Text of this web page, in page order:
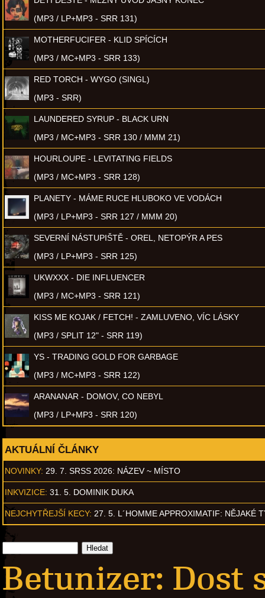
(MP3 / LP+MP3 - SRR 131)
MOTHERFUCIFER - KLID SPÍCÍCH
(MP3 / MC+MP3 - SRR 133)
RED TORCH - WYGO (SINGL)
(MP3 - SRR)
LAUNDERED SYRUP - BLACK URN
(MP3 / MC+MP3 - SRR 130 / MMM 21)
HOURLOUPE - LEVITATING FIELDS
(MP3 / MC+MP3 - SRR 128)
PLANETY - MÁME RUCE HLUBOKO VE VODÁCH
(MP3 / LP+MP3 - SRR 127 / MMM 20)
SEVERNÍ NÁSTUPIŠTĚ - OREL, NETOPÝR A PES
(MP3 / LP+MP3 - SRR 125)
UKWXXX - DIE INFLUENCER
(MP3 / MC+MP3 - SRR 121)
KISS ME KOJAK / FETCH! - ZAMLUVENO, VÍC LÁSKY
(MP3 / SPLIT 12" - SRR 119)
YS - TRADING GOLD FOR GARBAGE
(MP3 / MC+MP3 - SRR 122)
ARANANAR - DOMOV, CO NEBYL
(MP3 / LP+MP3 - SRR 120)
AKTUÁLNÍ ČLÁNKY
NOVINKY: 29. 7. SRSS 2026: NÁZEV ~ MÍSTO
INKVIZICE: 31. 5. DOMINIK DUKA
NEJCHYTŘEJŠÍ KECY: 27. 5. L´HOMME APPROXIMATIF: NĚJAKÉ
Betunizer: Dost